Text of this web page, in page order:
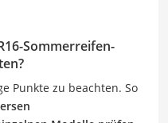
Sommerreifen-
Punkte zu beachten. So